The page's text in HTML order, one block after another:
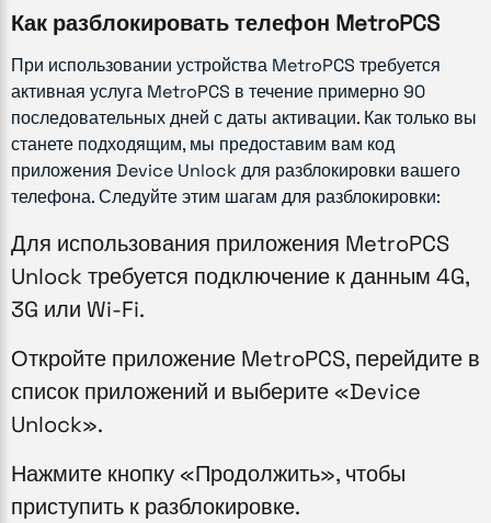
Как разблокировать телефон MetroPCS
При использовании устройства MetroPCS требуется
активная услуга MetroPCS в течение примерно 90
последовательных дней с даты активации. Как только вы
станете подходящим, мы предоставим вам код
приложения Device Unlock для разблокировки вашего
телефона. Следуйте этим шагам для разблокировки:
Для использования приложения MetroPCS
Unlock требуется подключение к данным 4G,
3G или Wi-Fi.
Откройте приложение MetroPCS, перейдите в
список приложений и выберите «Device
Unlock».
Нажмите кнопку «Продолжить», чтобы
приступить к разблокировке.